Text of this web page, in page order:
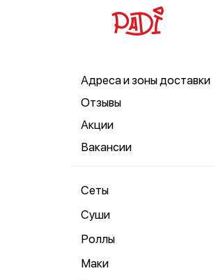
Адреса и зоны доставки
Отзывы
Акции
Вакансии
Сеты
Суши
Роллы
Маки